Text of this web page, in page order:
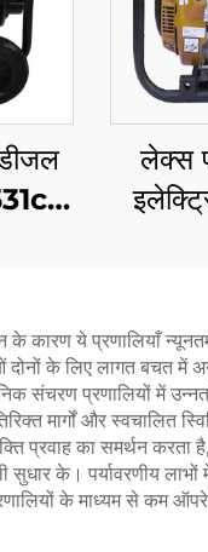
लेक्स
के कारण ये प्रणालियाँ
दोनों के लिए लागत बचत में
संचरण प्रणालियों में उन्नत
मार्गों और स्वचालित
प्रवाह का समर्थन करता
के। पर्यावरणीय लाभों
के माध्यम से कम